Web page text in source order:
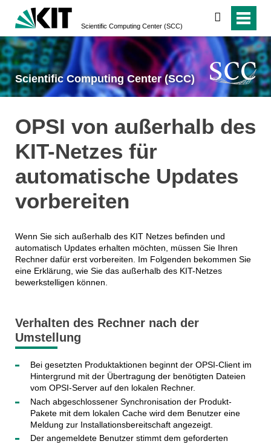
Scientific Computing Center (SCC)
suchen
Scientific Computing Center (SCC)
OPSI von außerhalb des
KIT-Netzes für
automatische Updates
vorbereiten
Wenn Sie sich außerhalb des KIT Netzes befinden und
automatisch Updates erhalten möchten, müssen Sie Ihren
Rechner dafür erst vorbereiten. Im Folgenden bekommen Sie
eine Erklärung, wie Sie das außerhalb des KIT-Netzes
bewerkstelligen können.
Verhalten des Rechner nach der
Umstellung
Bei gesetzten Produktaktionen beginnt der OPSI-Client im
Hintergrund mit der Übertragung der benötigten Dateien
vom OPSI-Server auf den lokalen Rechner.
Nach abgeschlossener Synchronisation der Produkt-
Pakete mit dem lokalen Cache wird dem Benutzer eine
Meldung zur Installationsbereitschaft angezeigt.
Der angemeldete Benutzer stimmt dem geforderten